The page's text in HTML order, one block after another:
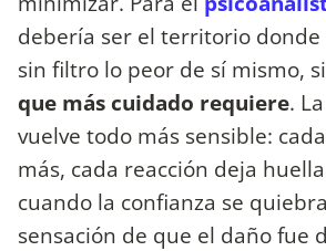
debería ser el territorio donde
sin filtro lo peor de sí mismo,
que más cuidado requiere.
vuelve todo más sensible:
más, cada reacción deja
cuando la confianza se
sensación de que el daño fue